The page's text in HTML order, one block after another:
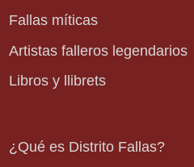
Fallas míticas
Artistas falleros legendarios
Libros y llibrets
¿Qué es Distrito Fallas?